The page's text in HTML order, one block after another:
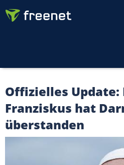
Offizielles Update:
Franziskus hat
überstanden